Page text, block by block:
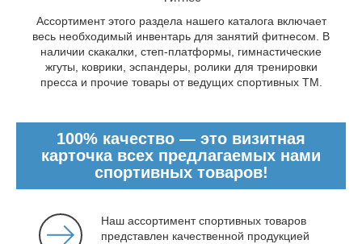
Ассортимент этого раздела нашего каталога включает
весь необходимый инвентарь для занятий фитнесом. В
наличии скакалки, степ-платформы, гимнастические
жгуты, коврики, эспандеры, ролики для тренировки
пресса и прочие товары от ведущих спортивных ТМ.
100% качество — это визитная
карточка всех предлагаемых нами
спортивных товаров!
Наш ассортимент спортивных товаров
представлен качественной продукцией